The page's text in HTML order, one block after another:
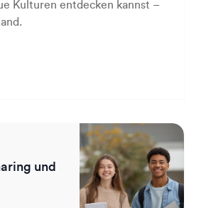
Kulturen entdecken kannst –
und